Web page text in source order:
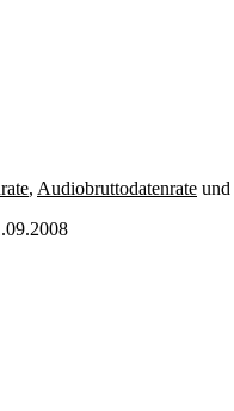
, Audiobruttodatenrate und